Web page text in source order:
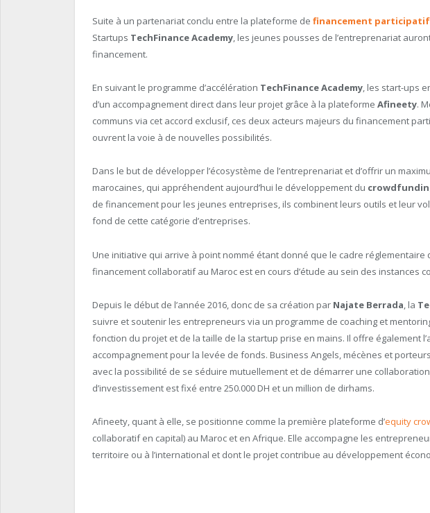
Suite à un partenariat conclu entre la plateforme de financement participatif
Startups TechFinance Academy, les jeunes pousses de l’entreprenariat
financement.
En suivant le programme d’accélération TechFinance Academy, les start-ups
d’un accompagnement direct dans leur projet grâce à la plateforme Afineety.
communs via cet accord exclusif, ces deux acteurs majeurs du financement
ouvrent la voie à de nouvelles possibilités.
Dans le but de développer l’écosystème de l’entreprenariat et d’offrir un
marocaines, qui appréhendent aujourd’hui le développement du
de financement pour les jeunes entreprises, ils combinent leurs outils et leur
fond de cette catégorie d’entreprises.
Une initiative qui arrive à point nommé étant donné que le cadre réglementaire
financement collaboratif au Maroc est en cours d’étude au sein des instances
Depuis le début de l’année 2016, donc de sa création par Najate Berrada, la
suivre et soutenir les entrepreneurs via un programme de coaching et
fonction du projet et de la taille de la startup prise en mains. Il offre également
accompagnement pour la levée de fonds. Business Angels, mécènes et
avec la possibilité de se séduire mutuellement et de démarrer une
d’investissement est fixé entre 250.000 DH et un million de dirhams.
Afineety, quant à elle, se positionne comme la première plateforme d’equity
collaboratif en capital) au Maroc et en Afrique. Elle accompagne les
territoire ou à l’international et dont le projet contribue au développement